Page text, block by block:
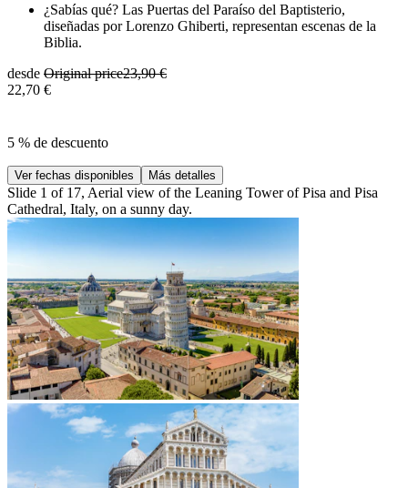
¿Sabías qué? Las Puertas del Paraíso del Baptisterio,
diseñadas por Lorenzo Ghiberti, representan escenas de la
Biblia.
desde Original price23,90 €
22,70 €
5 % de descuento
Ver fechas disponibles Más detalles
Slide 1 of 17, Aerial view of the Leaning Tower of Pisa and Pisa
Cathedral, Italy, on a sunny day.